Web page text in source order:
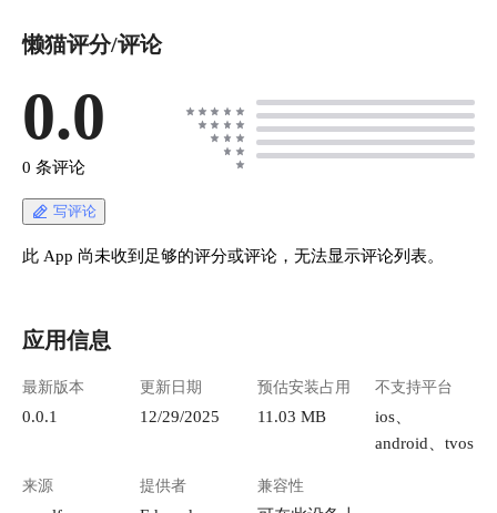
懒猫评分/评论
0.0
0 条评论
写评论
此 App 尚未收到足够的评分或评论，无法显示评论列表。
应用信息
最新版本
0.0.1
更新日期
12/29/2025
预估安装占用
11.03 MB
不支持平台
ios、
android、tvos
来源 提供者 兼容性